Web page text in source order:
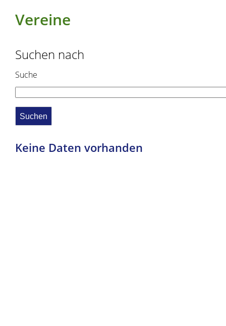
Vereine
Suchen nach
Suche
Keine Daten vorhanden